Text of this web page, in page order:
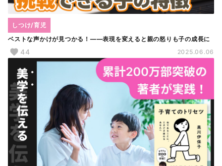
ベストな声かけが見つかる！――表現を変えると親の怒りも子の成長に
しつけ/育児
44 2025.06.06